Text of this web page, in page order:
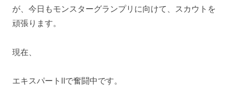
が、今日もモンスターグランプリに向けて、スカウトを
頑張ります。
現在、
エキスパートⅡで奮闘中です。